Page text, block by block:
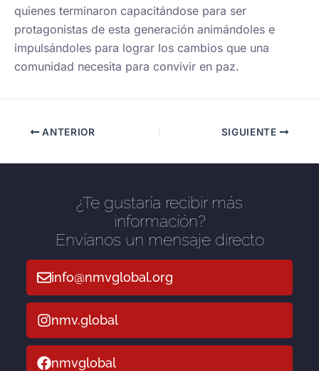
quienes terminaron capacitándose para ser
protagonistas de esta generación animándoles e
impulsándoles para lograr los cambios que una
comunidad necesita para convivir en paz.
ANTERIOR SIGUIENTE
¿Te gustaría recibir más
información?
Envíanos un mensaje directo
info@nmvglobal.org
nmv.global
nmvglobal